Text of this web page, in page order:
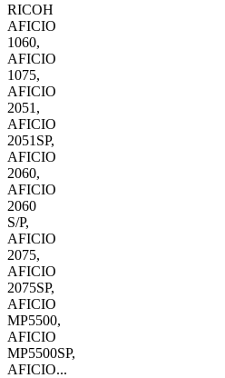
RICOH
AFICIO
1060,
AFICIO
1075,
AFICIO
2051,
AFICIO
2051SP,
AFICIO
2060,
AFICIO
2060
S/P,
AFICIO
2075,
AFICIO
2075SP,
AFICIO
MP5500,
AFICIO
MP5500SP,
AFICIO...